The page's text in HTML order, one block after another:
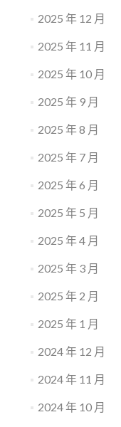
2025 年 12 月
2025 年 11 月
2025 年 10 月
2025 年 9 月
2025 年 8 月
2025 年 7 月
2025 年 6 月
2025 年 5 月
2025 年 4 月
2025 年 3 月
2025 年 2 月
2025 年 1 月
2024 年 12 月
2024 年 11 月
2024 年 10 月